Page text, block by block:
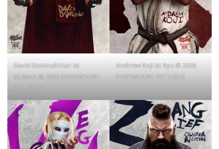
David Dastmalchian ist
M.Bison © 2026 PARAMOUNT
PICTURES
Andrrew Koji ist Ryu © 2026
PARAMOUNT PICTURES